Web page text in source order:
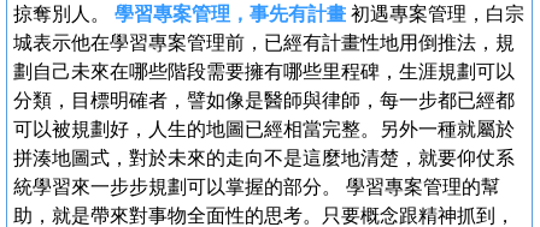
掠奪別人。 學習專案管理，事先有計畫 初遇專案管理，白宗
城表示他在學習專案管理前，已經有計畫性地用倒推法，規
劃自己未來在哪些階段需要擁有哪些里程碑，生涯規劃可以
分類，目標明確者，譬如像是醫師與律師，每一步都已經都
可以被規劃好，人生的地圖已經相當完整。另外一種就屬於
拼湊地圖式，對於未來的走向不是這麼地清楚，就要仰仗系
統學習來一步步規劃可以掌握的部分。 學習專案管理的幫
助，就是帶來對事物全面性的思考。只要概念跟精神抓到，